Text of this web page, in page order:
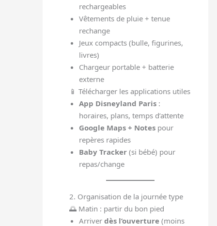
rechargeables
Vêtements de pluie + tenue
rechange
Jeux compacts (bulle, figurines,
livres)
Chargeur portable + batterie
externe
📱 Télécharger les applications utiles
App Disneyland Paris :
horaires, plans, temps d’attente
Google Maps + Notes pour
repères rapides
Baby Tracker (si bébé) pour
repas/change
2. Organisation de la journée type
🌅 Matin : partir du bon pied
Arriverdès l’ouverture (moins